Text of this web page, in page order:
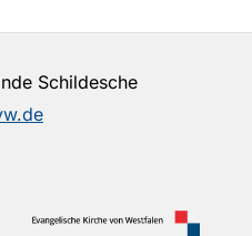
Schildesche